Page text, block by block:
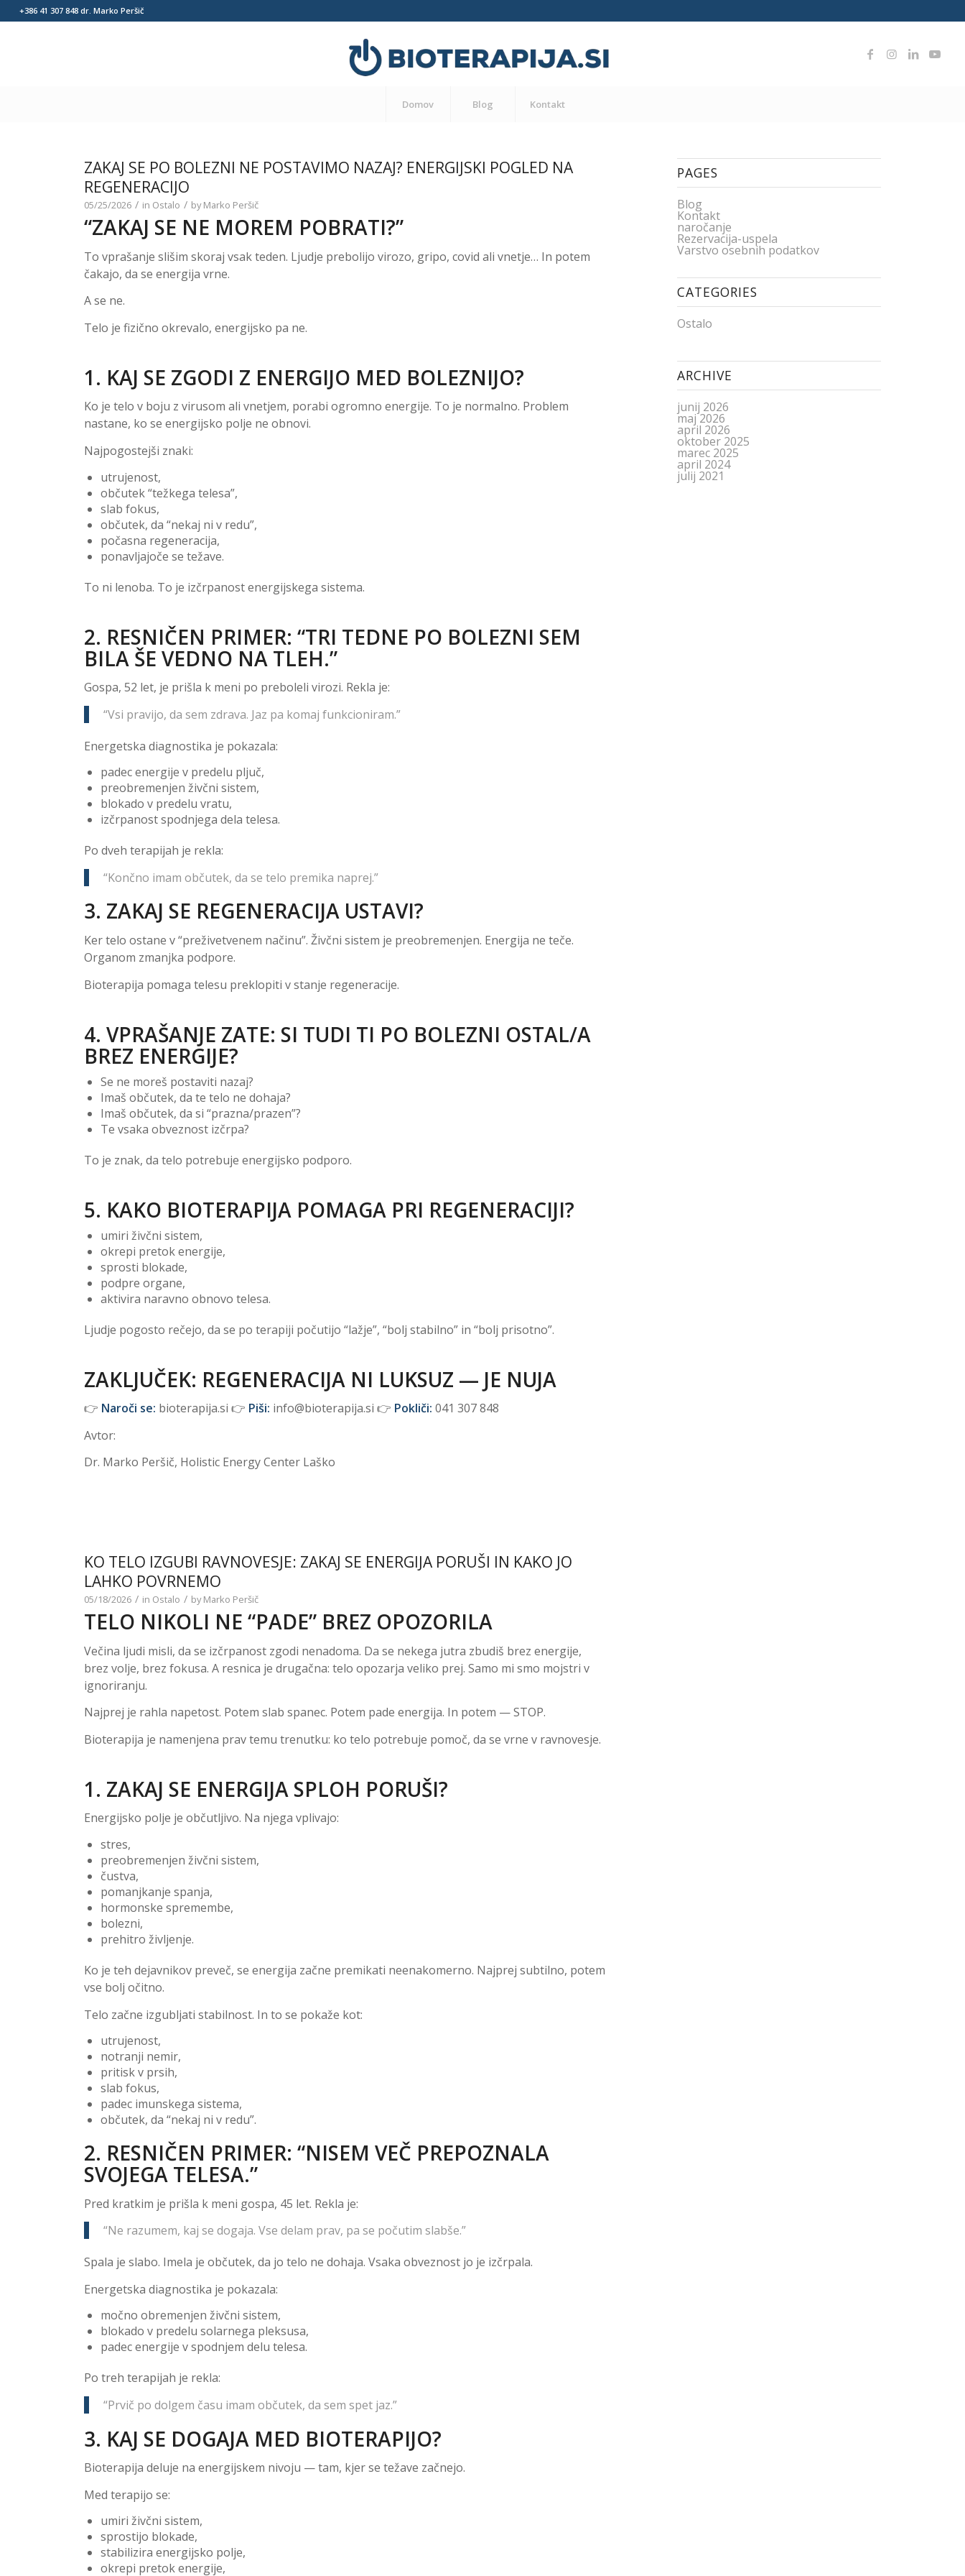
+386 41 307 848dr. Marko Peršič
Domov Blog Kontakt
ZAKAJ SE PO BOLEZNI NE POSTAVIMO NAZAJ? ENERGIJSKI POGLED NA
REGENERACIJO
05/25/2026 / in Ostalo / byMarko Peršič
“ZAKAJ SE NE MOREM POBRATI?”
To vprašanje slišim skoraj vsak teden. Ljudje prebolijo virozo, gripo, covid ali vnetje… In potem
čakajo, da se energija vrne.
A se ne.
Telo je fizično okrevalo, energijsko pa ne.
1. KAJ SE ZGODI Z ENERGIJO MED BOLEZNIJO?
Ko je telo v boju z virusom ali vnetjem, porabi ogromno energije. To je normalno. Problem
nastane, ko se energijsko polje ne obnovi.
Najpogostejši znaki:
utrujenost,
občutek “težkega telesa”,
slab fokus,
občutek, da “nekaj ni v redu”,
počasna regeneracija,
ponavljajoče se težave.
To ni lenoba. To je izčrpanost energijskega sistema.
2. RESNIČEN PRIMER: “TRI TEDNE PO BOLEZNI SEM
BILA ŠE VEDNO NA TLEH.”
Gospa, 52 let, je prišla k meni po preboleli virozi. Rekla je:
“Vsi pravijo, da sem zdrava. Jaz pa komaj funkcioniram.”
Energetska diagnostika je pokazala:
padec energije v predelu pljuč,
preobremenjen živčni sistem,
blokado v predelu vratu,
izčrpanost spodnjega dela telesa.
Po dveh terapijah je rekla:
“Končno imam občutek, da se telo premika naprej.”
3. ZAKAJ SE REGENERACIJA USTAVI?
Ker telo ostane v “preživetvenem načinu”. Živčni sistem je preobremenjen. Energija ne teče.
Organom zmanjka podpore.
Bioterapija pomaga telesu preklopiti v stanje regeneracije.
4. VPRAŠANJE ZATE: SI TUDI TI PO BOLEZNI OSTAL/A
BREZ ENERGIJE?
Se ne moreš postaviti nazaj?
Imaš občutek, da te telo ne dohaja?
Imaš občutek, da si “prazna/prazen”?
Te vsaka obveznost izčrpa?
To je znak, da telo potrebuje energijsko podporo.
5. KAKO BIOTERAPIJA POMAGA PRI REGENERACIJI?
umiri živčni sistem,
okrepi pretok energije,
sprosti blokade,
podpre organe,
aktivira naravno obnovo telesa.
Ljudje pogosto rečejo, da se po terapiji počutijo “lažje”, “bolj stabilno” in “bolj prisotno”.
ZAKLJUČEK: REGENERACIJA NI LUKSUZ — JE NUJA
👉 Naroči se: bioterapija.si 👉 Piši: info@bioterapija.si 👉 Pokliči: 041 307 848
Avtor:
Dr. Marko Peršič, Holistic Energy Center Laško
KO TELO IZGUBI RAVNOVESJE: ZAKAJ SE ENERGIJA PORUŠI IN KAKO JO
LAHKO POVRNEMO
05/18/2026 / in Ostalo / byMarko Peršič
TELO NIKOLI NE “PADE” BREZ OPOZORILA
Večina ljudi misli, da se izčrpanost zgodi nenadoma. Da se nekega jutra zbudiš brez energije,
brez volje, brez fokusa. A resnica je drugačna: telo opozarja veliko prej. Samo mi smo mojstri v
ignoriranju.
Najprej je rahla napetost. Potem slab spanec. Potem pade energija. In potem — STOP.
Bioterapija je namenjena prav temu trenutku: ko telo potrebuje pomoč, da se vrne v ravnovesje.
1. ZAKAJ SE ENERGIJA SPLOH PORUŠI?
Energijsko polje je občutljivo. Na njega vplivajo:
stres,
preobremenjen živčni sistem,
čustva,
pomanjkanje spanja,
hormonske spremembe,
bolezni,
prehitro življenje.
Ko je teh dejavnikov preveč, se energija začne premikati neenakomerno. Najprej subtilno, potem
vse bolj očitno.
Telo začne izgubljati stabilnost. In to se pokaže kot:
utrujenost,
notranji nemir,
pritisk v prsih,
slab fokus,
padec imunskega sistema,
občutek, da “nekaj ni v redu”.
2. RESNIČEN PRIMER: “NISEM VEČ PREPOZNALA
SVOJEGA TELESA.”
Pred kratkim je prišla k meni gospa, 45 let. Rekla je:
“Ne razumem, kaj se dogaja. Vse delam prav, pa se počutim slabše.”
Spala je slabo. Imela je občutek, da jo telo ne dohaja. Vsaka obveznost jo je izčrpala.
Energetska diagnostika je pokazala:
močno obremenjen živčni sistem,
blokado v predelu solarnega pleksusa,
padec energije v spodnjem delu telesa.
Po treh terapijah je rekla:
“Prvič po dolgem času imam občutek, da sem spet jaz.”
3. KAJ SE DOGAJA MED BIOTERAPIJO?
Bioterapija deluje na energijskem nivoju — tam, kjer se težave začnejo.
Med terapijo se:
umiri živčni sistem,
sprostijo blokade,
stabilizira energijsko polje,
okrepi pretok energije,
PAGES
Blog
Kontakt
naročanje
Rezervacija-uspela
Varstvo osebnih podatkov
CATEGORIES
Ostalo
ARCHIVE
junij 2026
maj 2026
april 2026
oktober 2025
marec 2025
april 2024
julij 2021